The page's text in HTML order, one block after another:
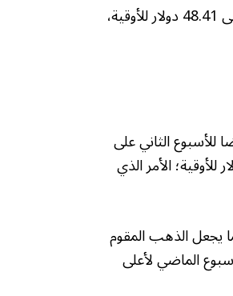
وبالنسبة للمعادن النفيسة الأخرى، انخفضت الفضة في المعاملات الفورية 0.5% إلى 48.41 دولار للأوقية،
بنسبة 2.7% ليسجل انخفاضا للأسبوع الثاني على
من هذا استطاع أن يغلق تداولات الأسبوع فوق المستوى 4000 دولار للأوقية؛ الأمر الذي
الرئيسية، مما يجعل الذهب المقوم
الماضي لأعلى